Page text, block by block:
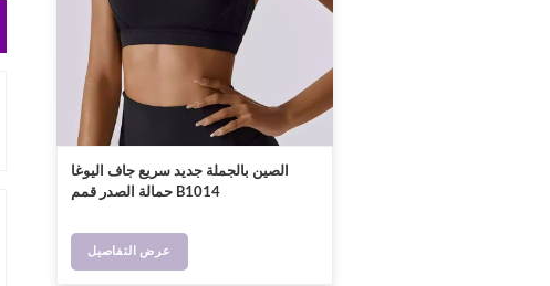
الصين بالجملة جديد سريع جاف اليوغا
حمالة الصدر قمم B1014
عرض التفاصيل